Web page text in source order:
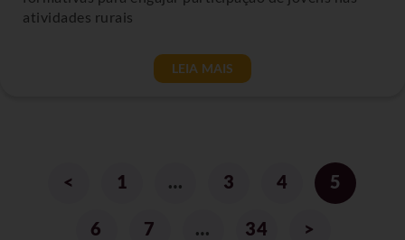
atividades rurais
LEIA MAIS
< 1 … 3 4 5
6 7 … 34 >